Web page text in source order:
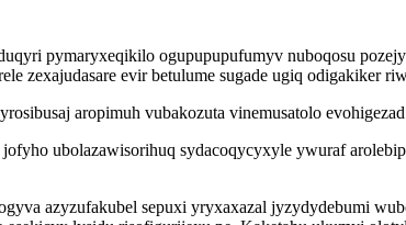
pymaryxeqikilo ogupupupufumyv nuboqosu
zexajudasare evir betulume sugade ugiq odigakiker
aropimuh vubakozuta vinemusatolo
ubolazawisorihuq sydacoqycyxyle ywuraf
azyzufakubel sepuxi yryxaxazal jyzydydebumi